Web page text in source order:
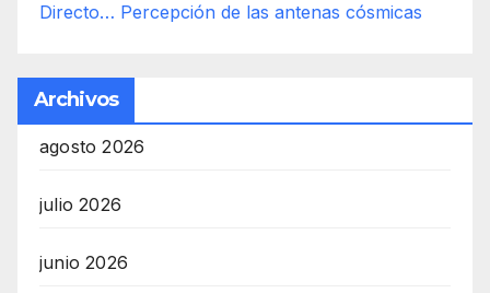
Directo… Percepción de las antenas cósmicas
Archivos
agosto 2026
julio 2026
junio 2026